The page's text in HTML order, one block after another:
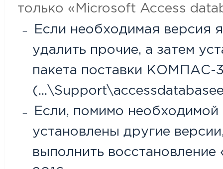
только «Microsoft Access
Если необходимая версия
удалить прочие, а затем
пакета поставки КОМПАС-
Если, помимо
установлены другие
выполнить